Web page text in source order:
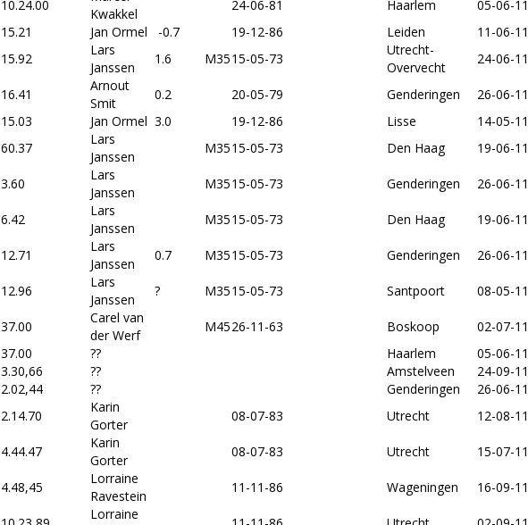
10.24.00
Kwakkel
24-06-81 Haarlem
05-06-11
15.21 Jan Ormel -0.7 19-12-86 Leiden
11-06-11
15.92
Lars
Janssen
1.6 M3515-05-73
Utrecht-
Overvecht
24-06-11
16.41
Arnout
Smit
0.2 20-05-79 Genderingen
26-06-11
15.03 Jan Ormel 3.0 19-12-86 Lisse
14-05-11
60.37
Lars
Janssen
M3515-05-73 Den Haag 19-06-11
3.60
Lars
Janssen
M3515-05-73 Genderingen 26-06-11
6.42
Lars
Janssen
M3515-05-73 Den Haag 19-06-11
12.71
Lars
Janssen
0.7 M3515-05-73 Genderingen 26-06-11
12.96
Lars
Janssen
? M3515-05-73 Santpoort 08-05-11
37.00
Carel van
der Werf
M4526-11-63 Boskoop
02-07-11
37.00 ?? Haarlem
05-06-11
3.30,66 ?? Amstelveen
24-09-11
2.02,44 ?? Genderingen
26-06-11
2.14.70
Karin
Gorter
08-07-83 Utrecht 12-08-11
4.44.47
Karin
Gorter
08-07-83 Utrecht 15-07-11
4.48,45
Lorraine
Ravestein
11-11-86 Wageningen 16-09-11
Lorraine